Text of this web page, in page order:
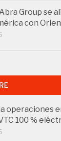
Group se
con
operaciones
100 %